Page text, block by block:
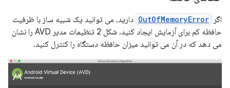
اگر OutOfMemoryError دارید، می توانید یک شبیه ساز با ظرفیت
حافظه کم برای آزمایش ایجاد کنید. شکل 2 تنظیمات مدیر AVD را نشان
می دهد که در آن می توانید میزان حافظه دستگاه را کنترل کنید.